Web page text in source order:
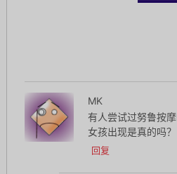
MK
有人尝试过努鲁按摩
女孩出现是真的吗？
回复